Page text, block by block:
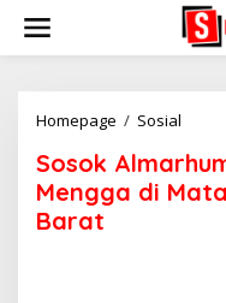
i
Homepage / Sosial
s
o
k
Sosok
Mengga di
Barat